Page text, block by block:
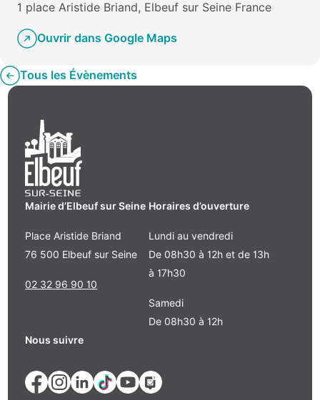
1 place Aristide Briand, Elbeuf sur Seine France
Ouvrir dans Google Maps
Tous les Évènements
Mairie d’Elbeuf sur Seine
Place Aristide Briand
76 500 Elbeuf sur Seine
02 32 96 90 10
Horaires d’ouverture
Lundi au vendredi
De 08h30 à 12h et de 13h
à 17h30
Samedi
De 08h30 à 12h
Nous suivre